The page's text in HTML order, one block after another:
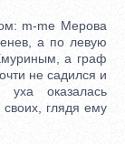
m-me Мерова
а по левую
а граф
не садился и
уха оказалась
глядя ему